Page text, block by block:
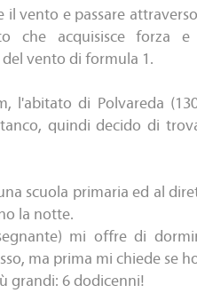
il vento e passare
che acquisisce forza
vento di formula 1.
l'abitato di Polvareda
quindi decido di
scuola primaria ed al
la notte.
mi offre di
ma prima mi chiede se
grandi: 6 dodicenni!